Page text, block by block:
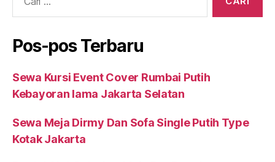
Pos-pos Terbaru
Sewa Kursi Event Cover Rumbai Putih
Kebayoran lama Jakarta Selatan
Sewa Meja Dirmy Dan Sofa Single Putih Type
Kotak Jakarta